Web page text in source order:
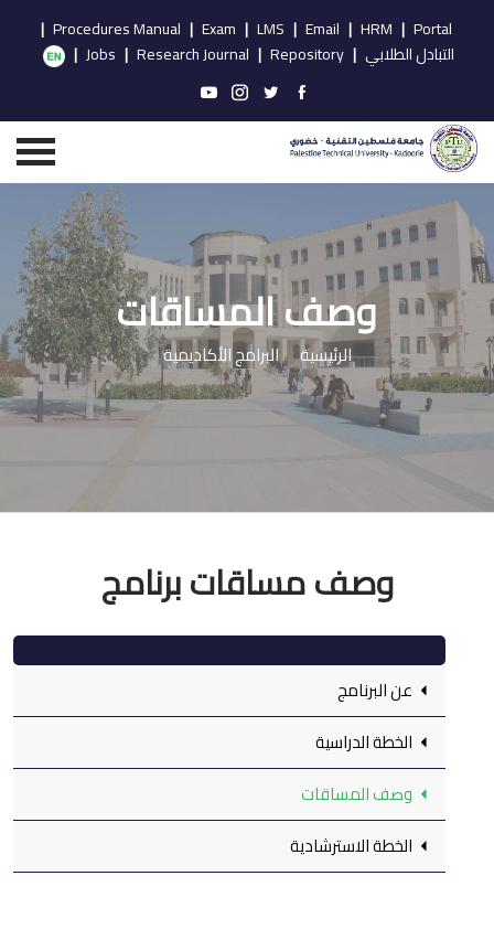
Portal
|
HRM
|
Email
|
LMS
|
Exam
|
Procedures Manual
|
التبادل الطلابي |
Repository
|
Research Journal
|
Jobs
|
وصف المساقات
الرئيسية البرامج الأكاديمية
وصف مساقات برنامج
عن البرنامج
الخطة الدراسية
وصف المساقات
الخطة الاسترشادية